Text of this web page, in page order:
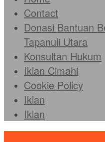
Contact
Donasi Bantuan
Tapanuli Utara
Konsultan Hukum
Iklan Cimahi
Cookie Policy
Iklan
Iklan